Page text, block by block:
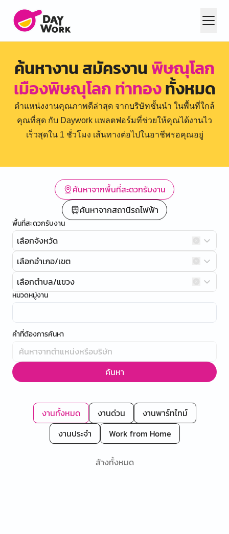
ค้นหางาน สมัครงานพิษณุโลก
เมืองพิษณุโลก ท่าทองทั้งหมด
ตำแหน่งงานคุณภาพดีล่าสุด จากบริษัทชั้นนำ ในพื้นที่ใกล้
คุณที่สุด กับ Daywork แพลตฟอร์มที่ช่วยให้คุณได้งานไว
เร็วสุดใน 1 ชั่วโมง เส้นทางต่อไปในอาชีพรอคุณอยู่
ค้นหาจากพื้นที่สะดวกรับงาน
ค้นหาจากสถานีรถไฟฟ้า
พื้นที่สะดวกรับงาน
เลือกจังหวัด
เลือกอำเภอ/เขต
เลือกตำบล/แขวง
หมวดหมู่งาน
คำที่ต้องการค้นหา
ค้นหา
งานทั้งหมด งานด่วน
งานพาร์ทไทม์
งานประจำ
Work from Home
ล้างทั้งหมด